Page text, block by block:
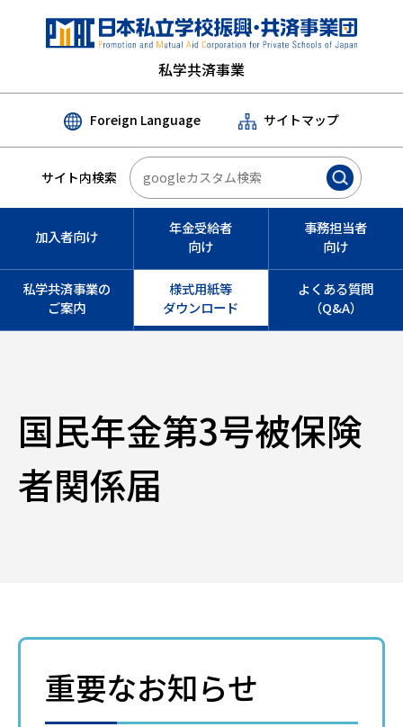
私学共済事業
Foreign Language サイトマップ
サイト内検索
加入者向け
年金受給者
向け
事務担当者
向け
私学共済事業の
ご案内
様式用紙等
ダウンロード
よくある質問
（Q&A）
国民年金第3号被保険
者関係届
重要なお知らせ